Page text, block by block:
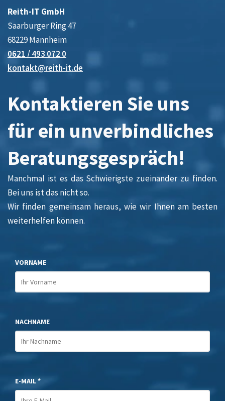
Reith-IT GmbH
Saarburger Ring 47
68229 Mannheim
0621 / 493 072 0
kontakt@reith-it.de
Kontaktieren Sie uns
für ein unverbindliches
Beratungsgespräch!
Manchmal ist es das Schwierigste zueinander zu finden.
Bei uns ist das nicht so.
Wir finden gemeinsam heraus, wie wir Ihnen am besten
weiterhelfen können.
VORNAME
NACHNAME
E-MAIL *